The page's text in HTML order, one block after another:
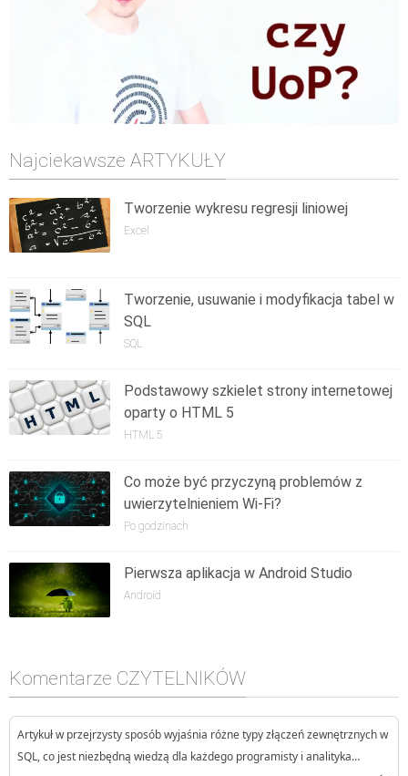
Najciekawsze ARTYKUŁY
Tworzenie wykresu regresji liniowej
Excel
Tworzenie, usuwanie i modyfikacja tabel w
SQL
SQL
Podstawowy szkielet strony internetowej
oparty o HTML 5
HTML 5
Co może być przyczyną problemów z
uwierzytelnieniem Wi-Fi?
Po godzinach
Pierwsza aplikacja w Android Studio
Android
Komentarze CZYTELNIKÓW
Artykuł w przejrzysty sposób wyjaśnia różne typy złączeń zewnętrznych w
SQL, co jest niezbędną wiedzą dla każdego programisty i analityka…